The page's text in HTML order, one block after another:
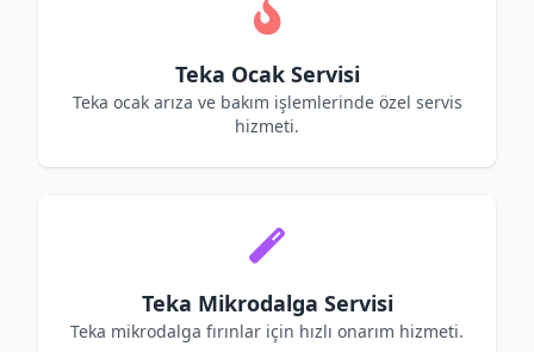
Teka Ocak Servisi
Teka ocak arıza ve bakım işlemlerinde özel servis
hizmeti.
Teka Mikrodalga Servisi
Teka mikrodalga fırınlar için hızlı onarım hizmeti.